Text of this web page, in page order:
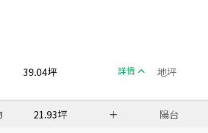
39.04坪 詳情 地坪
21.93坪 ＋
陽台